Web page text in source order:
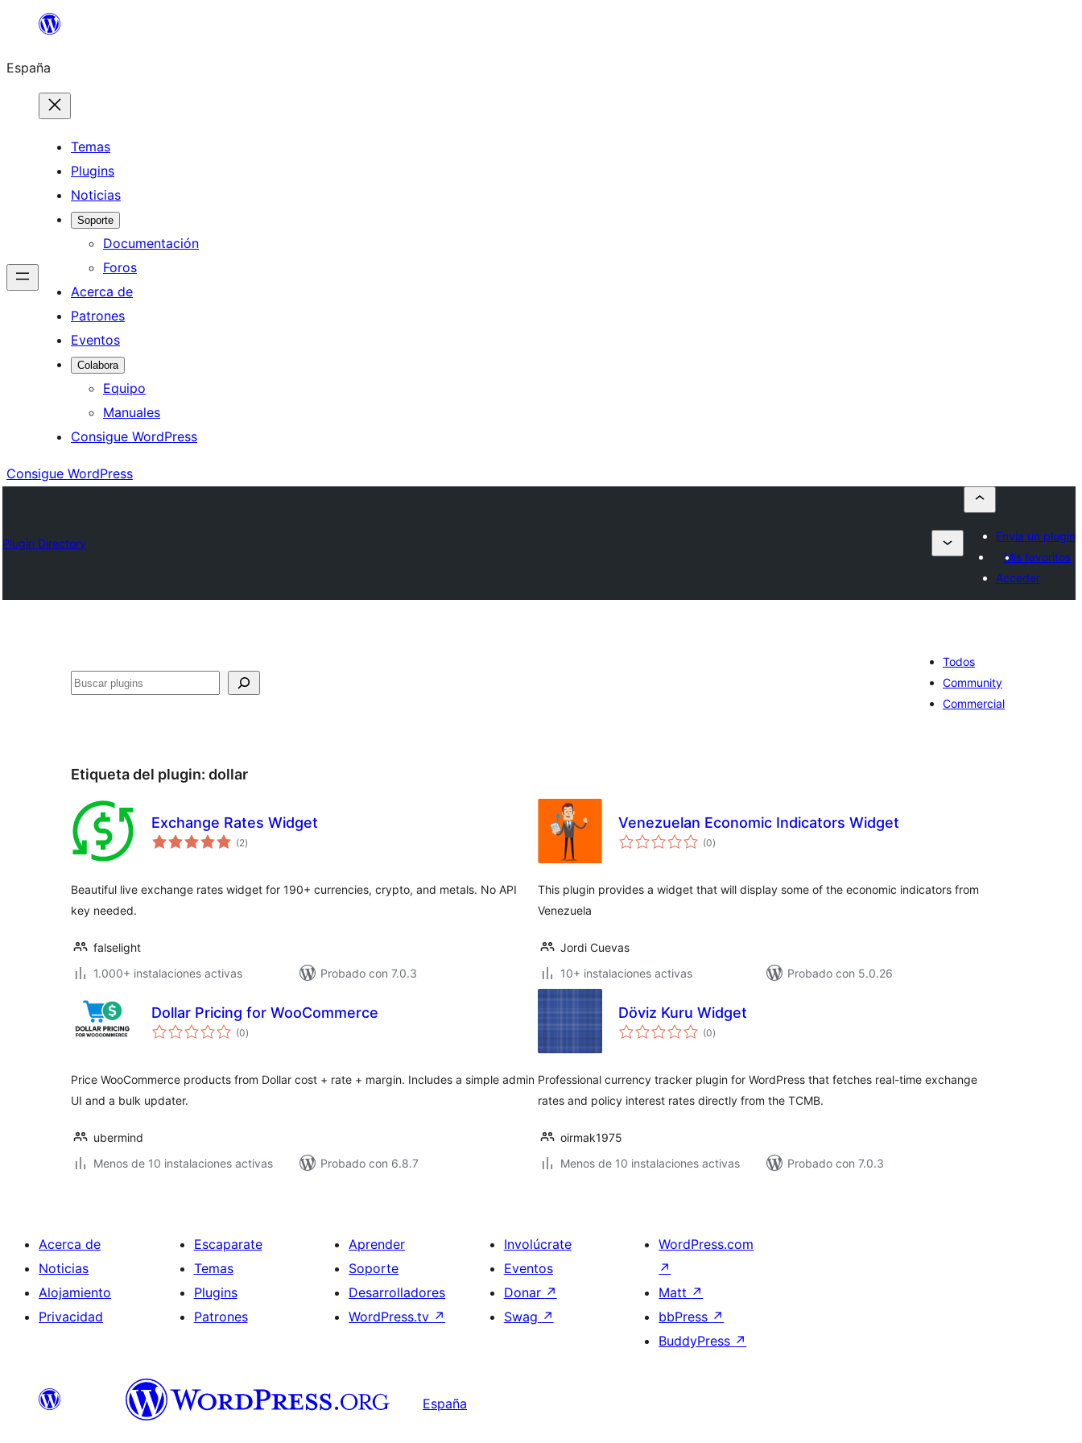
Saltar
contenido
España
Temas
Plugins
Noticias
Soporte
Documentación
Foros
Acerca de
Patrones
Eventos
Colabora
Equipo
Manuales
Consigue WordPress
Consigue WordPress
Plugin Directory
Envía un plugin
Mis favoritos
Acceder
Buscar
Todos
Community
Commercial
Etiqueta del plugin: dollar
Exchange Rates Widget
(2valoraciones
en
)
Beautiful live exchange rates widget for 190+ currencies, crypto, and metals. No API
key needed.
falselight
1.000+ instalaciones activas
Probado con 7.0.3
Venezuelan Economic Indicators Widget
(0valoraciones
en
)
This plugin provides a widget that will display some of the economic indicators from
Venezuela
Jordi Cuevas
10+ instalaciones activas
Probado con 5.0.26
Dollar Pricing for WooCommerce
(0valoraciones
en
)
Price WooCommerce products from Dollar cost + rate + margin. Includes a simple admin
UI and a bulk updater.
ubermind
Menos de 10 instalaciones activas
Probado con 6.8.7
Döviz Kuru Widget
(0valoraciones
en
)
Professional currency tracker plugin for WordPress that fetches real-time exchange
rates and policy interest rates directly from the TCMB.
oirmak1975
Menos de 10 instalaciones activas
Probado con 7.0.3
Acerca de
Noticias
Alojamiento
Privacidad
Escaparate
Temas
Plugins
Patrones
Aprender
Soporte
Desarrolladores
WordPress.tv ↗
Involúcrate
Eventos
Donar ↗
Swag ↗
WordPress.com
↗
Matt ↗
bbPress ↗
BuddyPress ↗
España